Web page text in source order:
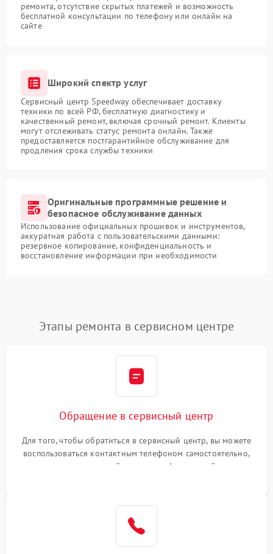
ремонта, отсутствие скрытых платежей и возможность
бесплатной консультации по телефону или онлайн на
сайте
Широкий спектр услуг
Сервисный центр Speedway обеспечивает доставку
техники по всей РФ, бесплатную диагностику и
качественный ремонт, включая срочный ремонт. Клиенты
могут отслеживать статус ремонта онлайн. Также
предоставляется постгарантийное обслуживание для
продления срока службы техники
Оригинальные программные решение и
безопасное обслуживание данных
Использование официальных прошивок и инструментов,
аккуратная работа с пользовательскими данными:
резервное копирование, конфиденциальность и
восстановление информации при необходимости
Этапы ремонта в сервисном центре
Обращение в сервисный центр
Для того, чтобы обратиться в сервисный центр, вы можете
воспользоваться контактным телефоном самостоятельно,
или оставить свой номер телефона на сайте